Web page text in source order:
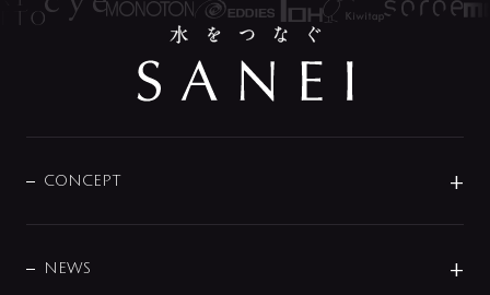
CONCEPT
DESIGN
NEWS